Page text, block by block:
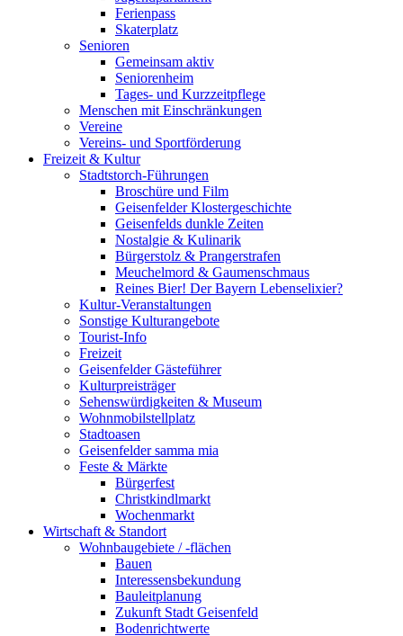
Ferienpass
Skaterplatz
Senioren
Gemeinsam aktiv
Seniorenheim
Tages- und Kurzzeitpflege
Menschen mit Einschränkungen
Vereine
Vereins- und Sportförderung
Freizeit & Kultur
Stadtstorch-Führungen
Broschüre und Film
Geisenfelder Klostergeschichte
Geisenfelds dunkle Zeiten
Nostalgie & Kulinarik
Bürgerstolz & Prangerstrafen
Meuchelmord & Gaumenschmaus
Reines Bier! Der Bayern Lebenselixier?
Kultur-Veranstaltungen
Sonstige Kulturangebote
Tourist-Info
Freizeit
Geisenfelder Gästeführer
Kulturpreisträger
Sehenswürdigkeiten & Museum
Wohnmobilstellplatz
Stadtoasen
Geisenfelder samma mia
Feste & Märkte
Bürgerfest
Christkindlmarkt
Wochenmarkt
Wirtschaft & Standort
Wohnbaugebiete / -flächen
Bauen
Interessensbekundung
Bauleitplanung
Zukunft Stadt Geisenfeld
Bodenrichtwerte